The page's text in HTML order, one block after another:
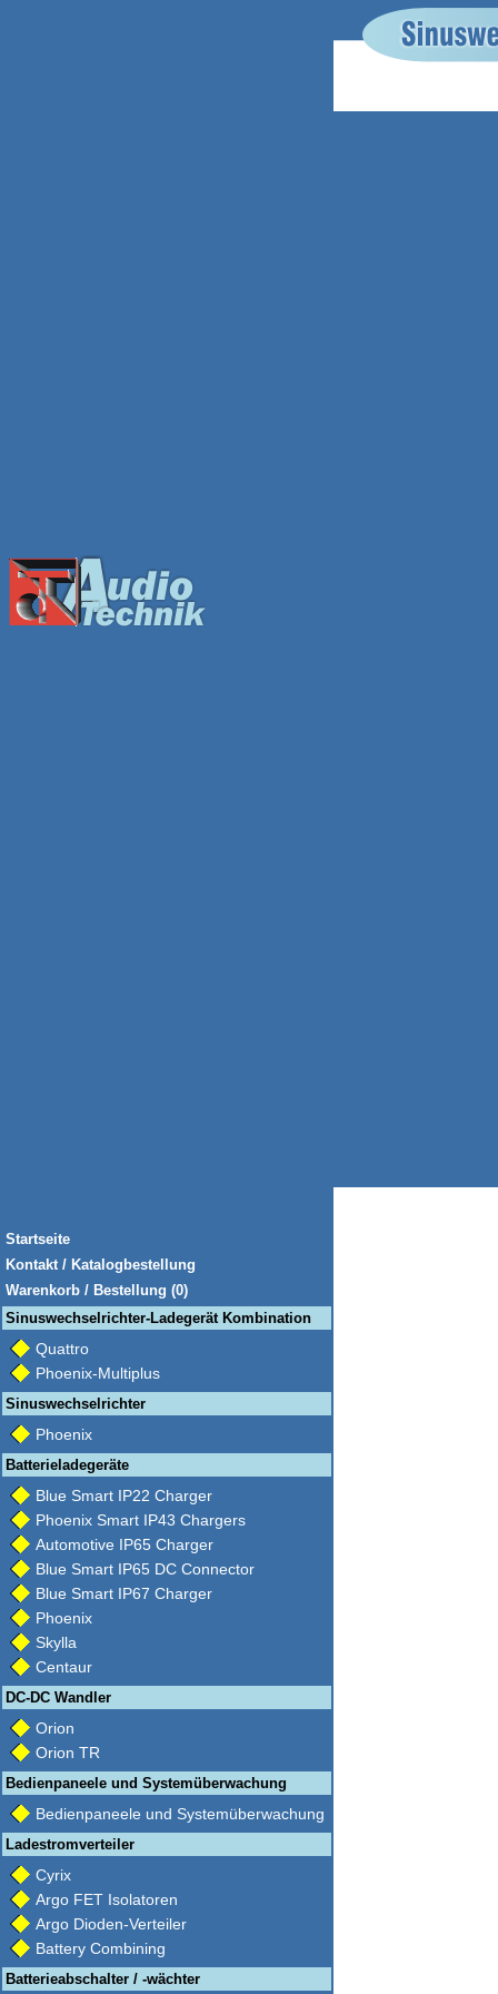
Startseite
Kontakt / Katalogbestellung
Warenkorb / Bestellung (0)
Sinuswechselrichter-Ladegerät Kombination
Quattro
Phoenix-Multiplus
Sinuswechselrichter
Phoenix
Batterieladegeräte
Blue Smart IP22 Charger
Phoenix Smart IP43 Chargers
Automotive IP65 Charger
Blue Smart IP65 DC Connector
Blue Smart IP67 Charger
Phoenix
Skylla
Centaur
DC-DC Wandler
Orion
Orion TR
Bedienpaneele und Systemüberwachung
Bedienpaneele und Systemüberwachung
Ladestromverteiler
Cyrix
Argo FET Isolatoren
Argo Dioden-Verteiler
Battery Combining
Batterieabschalter / -wächter